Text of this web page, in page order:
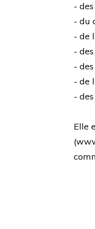
-
- du
- de
-
-
- de
-
Elle
(